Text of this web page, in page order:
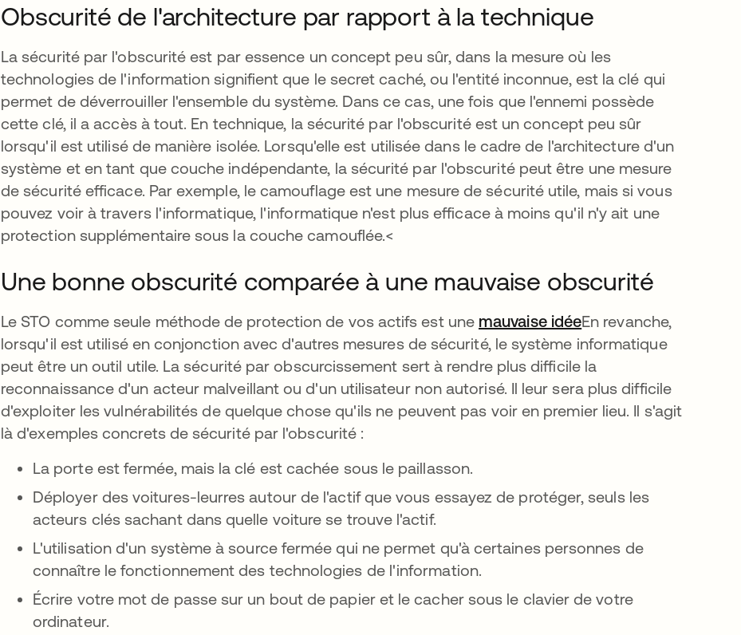
Obscurité de l'architecture par rapport à la technique
La sécurité par l'obscurité est par essence un concept peu sûr, dans la mesure où les
technologies de l'information signifient que le secret caché, ou l'entité inconnue, est la clé qui
permet de déverrouiller l'ensemble du système. Dans ce cas, une fois que l'ennemi possède
cette clé, il a accès à tout. En technique, la sécurité par l'obscurité est un concept peu sûr
lorsqu'il est utilisé de manière isolée. Lorsqu'elle est utilisée dans le cadre de l'architecture d'un
système et en tant que couche indépendante, la sécurité par l'obscurité peut être une mesure
de sécurité efficace. Par exemple, le camouflage est une mesure de sécurité utile, mais si vous
pouvez voir à travers l'informatique, l'informatique n'est plus efficace à moins qu'il n'y ait une
protection supplémentaire sous la couche camouflée.<
Une bonne obscurité comparée à une mauvaise obscurité
Le STO comme seule méthode de protection de vos actifs est une mauvaise idées’ouvre dans un
En revanche,
lorsqu'il est utilisé en conjonction avec d'autres mesures de sécurité, le système informatique
peut être un outil utile. La sécurité par obscurcissement sert à rendre plus difficile la
reconnaissance d'un acteur malveillant ou d'un utilisateur non autorisé. Il leur sera plus difficile
d'exploiter les vulnérabilités de quelque chose qu'ils ne peuvent pas voir en premier lieu. Il s'agit
là d'exemples concrets de sécurité par l'obscurité :
La porte est fermée, mais la clé est cachée sous le paillasson.
Déployer des voitures-leurres autour de l'actif que vous essayez de protéger, seuls les
acteurs clés sachant dans quelle voiture se trouve l'actif.
L'utilisation d'un système à source fermée qui ne permet qu'à certaines personnes de
connaître le fonctionnement des technologies de l'information.
Écrire votre mot de passe sur un bout de papier et le cacher sous le clavier de votre
ordinateur.